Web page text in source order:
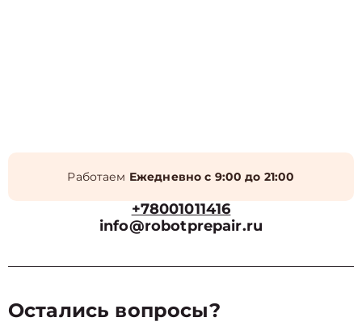
Работаем Ежедневно с 9:00 до 21:00
+78001011416
info@robotprepair.ru
Остались вопросы?